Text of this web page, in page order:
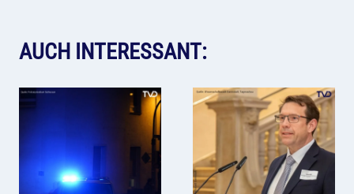
AUCH INTERESSANT: